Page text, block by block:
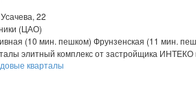
22
(ЦАО)
(10 мин. пешком) Фрунзенская (11 мин.
элитный комплекс от застройщика
кварталы